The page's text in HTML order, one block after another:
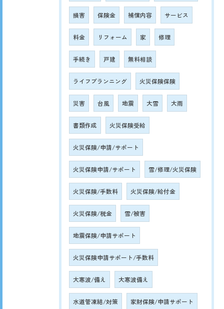
損害 保険金 補償内容 サービス
料金 リフォーム 家 修理
手続き 戸建 無料相談
ライフプランニング 火災保険保険
災害 台風 地震 大雪 大雨
書類作成 火災保険受給
火災保険/申請/サポート
火災保険申請/サポート 雪/修理/火災保険
火災保険/手数料 火災保険/給付金
火災保険/税金 雪/被害
地震保険/申請サポート
火災保険申請サポート/手数料
大寒波/備え 大寒波備え
水道管凍結/対策 家財保険/申請サポート